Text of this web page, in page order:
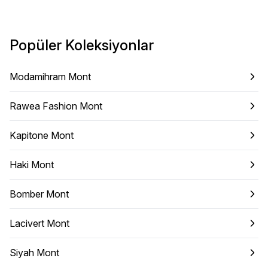
Popüler Koleksiyonlar
Modamihram Mont
Rawea Fashion Mont
Kapitone Mont
Haki Mont
Bomber Mont
Lacivert Mont
Siyah Mont